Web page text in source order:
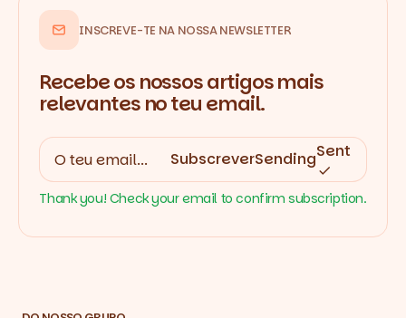
INSCREVE-TE NA NOSSA NEWSLETTER
Recebe os nossos artigos mais
relevantes no teu email.
SubscreverSendingSent
Thank you! Check your email to confirm subscription.